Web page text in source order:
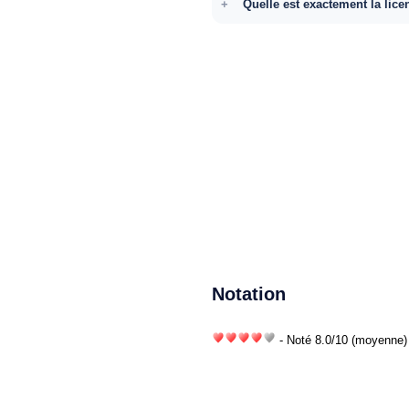
Quelle est exactement la
Notation
- Noté 8.0/10